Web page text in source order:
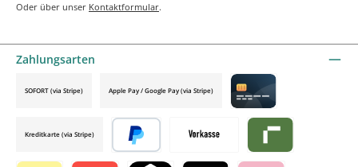
Oder über unser Kontaktformular.
Zahlungsarten
Vorkasse Riverty by mollie
SOFORT (via Stripe) Apple Pay / Google Pay (via Stripe)
Credit card by mollie
Kreditkarte (via Stripe)
Später bezahlen